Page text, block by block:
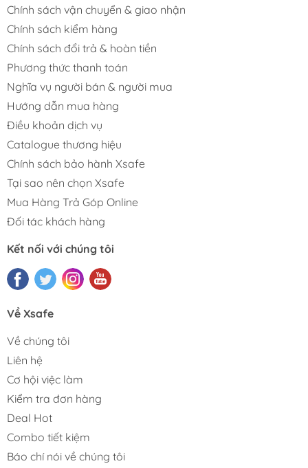
Chính sách vận chuyển & giao nhận
Chính sách kiểm hàng
Chính sách đổi trả & hoàn tiền
Phương thức thanh toán
Nghĩa vụ người bán & người mua
Hướng dẫn mua hàng
Điều khoản dịch vụ
Catalogue thương hiệu
Chính sách bảo hành Xsafe
Tại sao nên chọn Xsafe
Mua Hàng Trả Góp Online
Đối tác khách hàng
Kết nối với chúng tôi
Về Xsafe
Về chúng tôi
Liên hệ
Cơ hội việc làm
Kiểm tra đơn hàng
Deal Hot
Combo tiết kiệm
Báo chí nói về chúng tôi